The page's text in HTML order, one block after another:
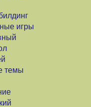
игры
темы